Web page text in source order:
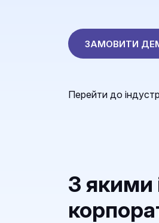
ЗАМОВИТИ
Перейти до
З якими